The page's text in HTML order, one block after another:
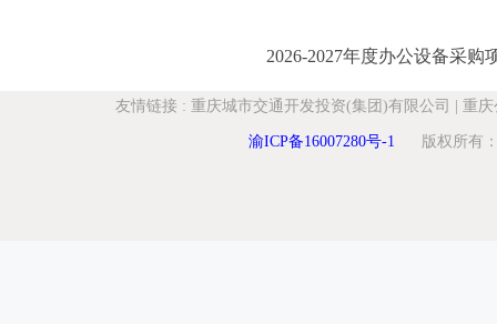
2026-2027年度办公设备采购
友情链接 : 重庆城市交通开发投资(集团)有限公司 重庆
渝ICP备16007280号-1 版权所有：